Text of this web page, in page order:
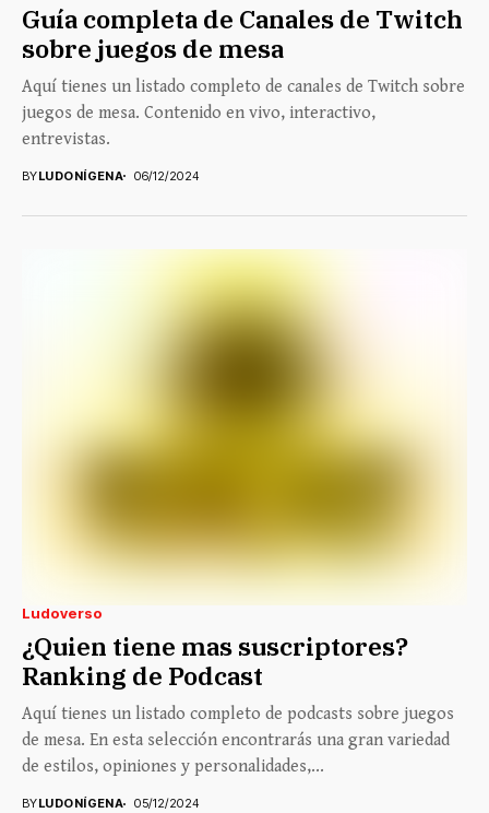
Guía completa de Canales de Twitch
sobre juegos de mesa
Aquí tienes un listado completo de canales de Twitch sobre
juegos de mesa. Contenido en vivo, interactivo,
entrevistas.
BYLUDONÍGENA 06/12/2024
Ludoverso
¿Quien tiene mas suscriptores?
Ranking de Podcast
Aquí tienes un listado completo de podcasts sobre juegos
de mesa. En esta selección encontrarás una gran variedad
de estilos, opiniones y personalidades,...
BYLUDONÍGENA 05/12/2024